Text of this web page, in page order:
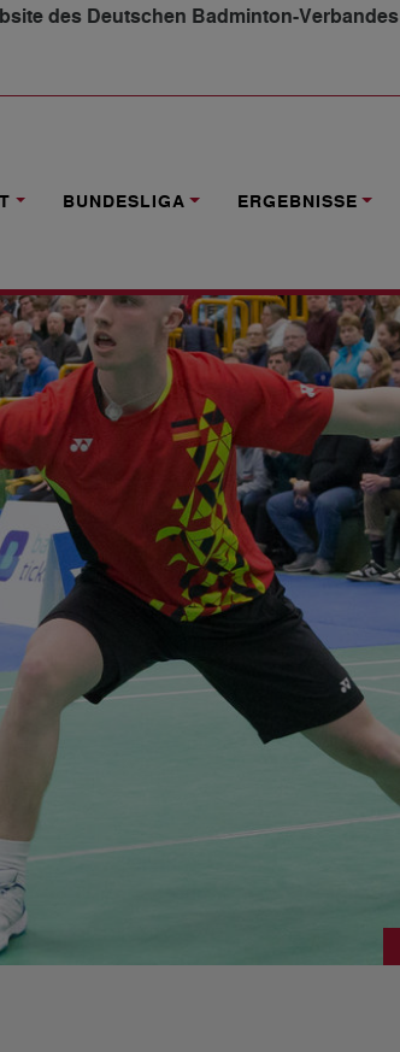
des Deutschen Badminton-Verbandes
BUNDESLIGA ERGEBNISSE